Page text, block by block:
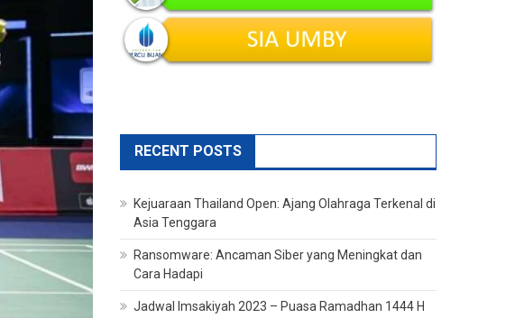
RECENT POSTS
Kejuaraan Thailand Open: Ajang Olahraga Terkenal di
Asia Tenggara
Ransomware: Ancaman Siber yang Meningkat dan
Cara Hadapi
Jadwal Imsakiyah 2023 – Puasa Ramadhan 1444 H